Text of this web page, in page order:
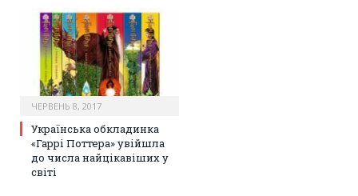
ЧЕРВЕНЬ 8, 2017
Українська обкладинка
«Гаррі Поттера» увійшла
до числа найцікавіших у
світі